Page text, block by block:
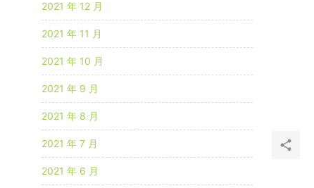
2021 年 12 月
2021 年 11 月
2021 年 10 月
2021 年 9 月
2021 年 8 月
2021 年 7 月
2021 年 6 月